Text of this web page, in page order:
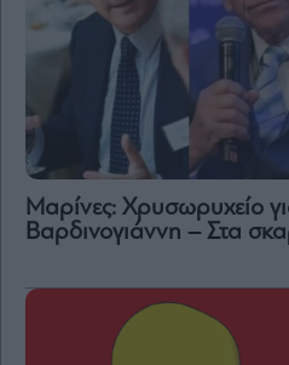
Μαρίνες: Χρυσωρυχείο
Βαρδινογιάννη – Στα